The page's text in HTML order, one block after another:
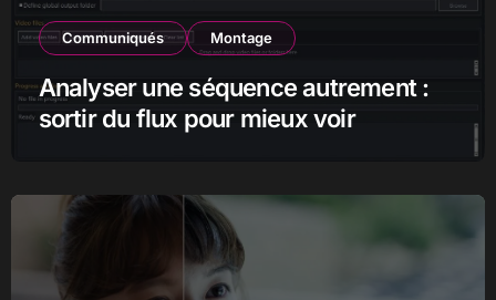
Communiqués Montage
Analyser une séquence autrement :
sortir du flux pour mieux voir